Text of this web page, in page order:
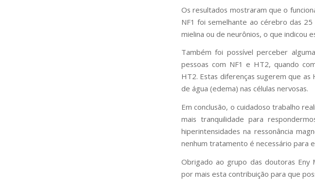
Os resultados mostraram que o
NF1 foi semelhante ao cérebro das
mielina ou de neurônios, o que indicou
Também foi possível perceber
pessoas com NF1 e HT2, quando
HT2. Estas diferenças sugerem que
de água (edema) nas células nervosas.
Em conclusão, o cuidadoso trabalho
mais tranquilidade para
hiperintensidades na ressonância
nenhum tratamento é necessário para
Obrigado ao grupo das doutoras Eny
por mais esta contribuição para que